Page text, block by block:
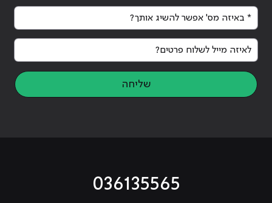
* באיזה מס' אפשר להשיג אותך?
לאיזה מייל לשלוח פרטים?
שליחה
036135565